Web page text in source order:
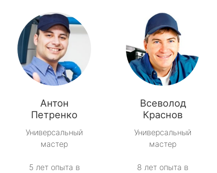
Антон
Петренко
Универсальный
мастер
5 лет опыта в
Всеволод
Краснов
Универсальный
мастер
8 лет опыта в